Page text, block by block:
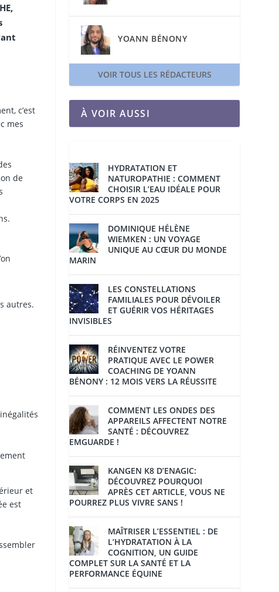
c’est
mes
de
autres.
et
est
YOANN BÉNONY
VOIR TOUS LES RÉDACTEURS
À VOIR AUSSI
HYDRATATION ET
NATUROPATHIE : COMMENT
CHOISIR L’EAU IDÉALE POUR
VOTRE CORPS EN 2025
DOMINIQUE HÉLÈNE
WIEMKEN : UN VOYAGE
UNIQUE AU CŒUR DU MONDE
MARIN
LES CONSTELLATIONS
FAMILIALES POUR DÉVOILER
ET GUÉRIR VOS HÉRITAGES
INVISIBLES
RÉINVENTEZ VOTRE
PRATIQUE AVEC LE POWER
COACHING DE YOANN
BÉNONY : 12 MOIS VERS LA RÉUSSITE
COMMENT LES ONDES DES
APPAREILS AFFECTENT NOTRE
SANTÉ : DÉCOUVREZ
EMGUARDE !
KANGEN K8 D’ENAGIC:
DÉCOUVREZ POURQUOI
APRÈS CET ARTICLE, VOUS NE
POURREZ PLUS VIVRE SANS !
MAÎTRISER L’ESSENTIEL : DE
L’HYDRATATION À LA
COGNITION, UN GUIDE
COMPLET SUR LA SANTÉ ET LA
PERFORMANCE ÉQUINE